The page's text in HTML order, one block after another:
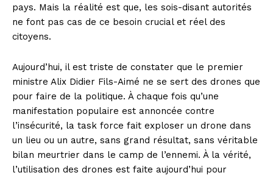
pays. Mais la réalité est que, les sois-disant autorités
ne font pas cas de ce besoin crucial et réel des
citoyens.
Aujourd’hui, il est triste de constater que le premier
ministre Alix Didier Fils-Aimé ne se sert des drones que
pour faire de la politique. À chaque fois qu’une
manifestation populaire est annoncée contre
l’insécurité, la task force fait exploser un drone dans
un lieu ou un autre, sans grand résultat, sans véritable
bilan meurtrier dans le camp de l’ennemi. À la vérité,
l’utilisation des drones est faite aujourd’hui pour